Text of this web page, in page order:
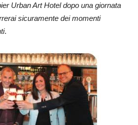
Urban Art Hotel dopo una giornata
sicuramente dei momenti
.